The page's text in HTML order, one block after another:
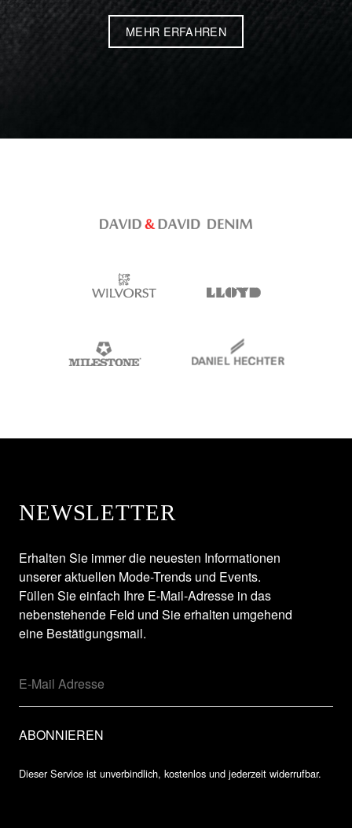
MEHR ERFAHREN
NEWSLETTER
Erhalten Sie immer die neuesten Informationen
unserer aktuellen Mode-Trends und Events.
Füllen Sie einfach Ihre E-Mail-Adresse in das
nebenstehende Feld und Sie erhalten umgehend
eine Bestätigungsmail.
Dieser Service ist unverbindlich, kostenlos und jederzeit widerrufbar.